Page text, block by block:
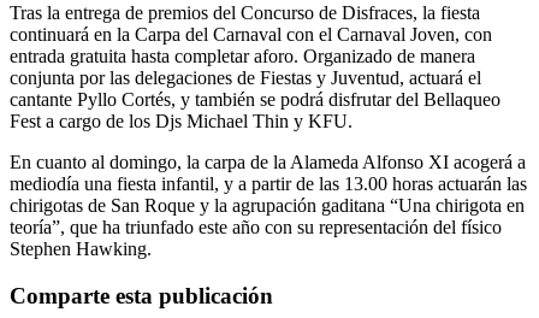
Tras la entrega de premios del Concurso de Disfraces, la fiesta
continuará en la Carpa del Carnaval con el Carnaval Joven, con
entrada gratuita hasta completar aforo. Organizado de manera
conjunta por las delegaciones de Fiestas y Juventud, actuará el
cantante Pyllo Cortés, y también se podrá disfrutar del Bellaqueo
Fest a cargo de los Djs Michael Thin y KFU.
En cuanto al domingo, la carpa de la Alameda Alfonso XI acogerá a
mediodía una fiesta infantil, y a partir de las 13.00 horas actuarán las
chirigotas de San Roque y la agrupación gaditana “Una chirigota en
teoría”, que ha triunfado este año con su representación del físico
Stephen Hawking.
Comparte esta publicación